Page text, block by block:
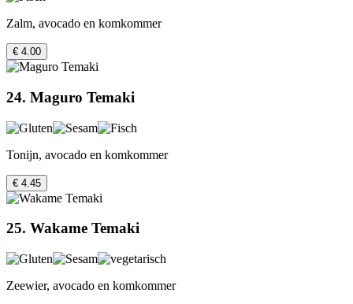
Zalm, avocado en komkommer
€ 4.00
24. Maguro Temaki
Tonijn, avocado en komkommer
€ 4.45
25. Wakame Temaki
Zeewier, avocado en komkommer